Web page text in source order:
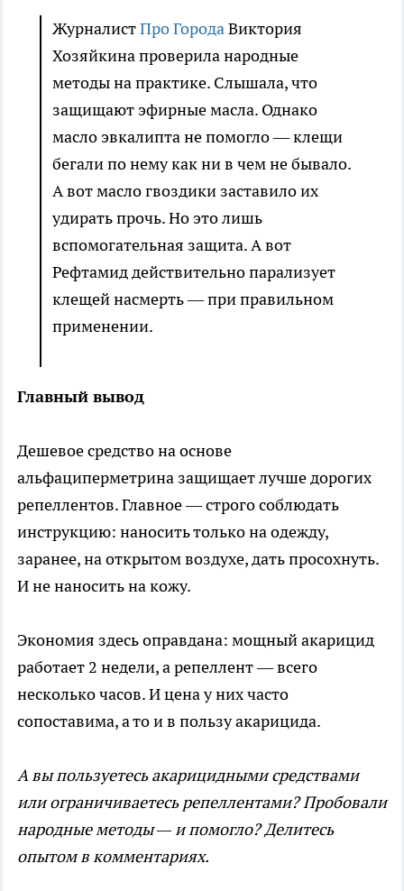
ЖурналистПро ГородаВиктория
Хозяйкина проверила народные
методы на практике. Слышала, что
защищают эфирные масла. Однако
масло эвкалипта не помогло — клещи
бегали по нему как ни в чем не бывало.
А вот масло гвоздики заставило их
удирать прочь. Но это лишь
вспомогательная защита. А вот
Рефтамид действительно парализует
клещей насмерть — при правильном
применении.
Главный вывод
Дешевое средство на основе
альфациперметрина защищает лучше дорогих
репеллентов. Главное — строго соблюдать
инструкцию: наносить только на одежду,
заранее, на открытом воздухе, дать просохнуть.
И не наносить на кожу.
Экономия здесь оправдана: мощный акарицид
работает 2 недели, а репеллент — всего
несколько часов. И цена у них часто
сопоставима, а то и в пользу акарицида.
А вы пользуетесь акарицидными средствами
или ограничиваетесь репеллентами? Пробовали
народные методы — и помогло? Делитесь
опытом в комментариях.